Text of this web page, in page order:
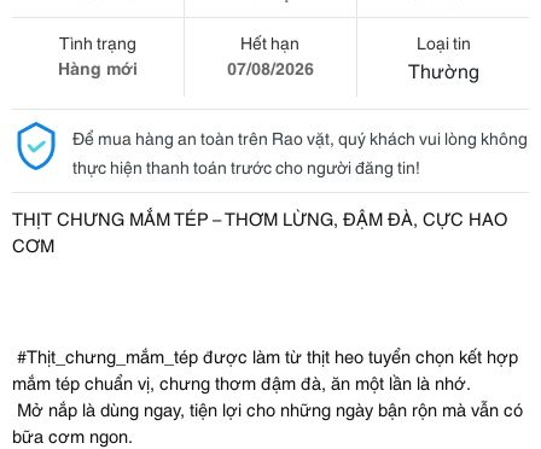
Tình trạng
Hàng mới
Hết hạn
07/08/2026
Loại tin
Thường
Để mua hàng an toàn trên Rao vặt, quý khách vui lòng không
thực hiện thanh toán trước cho người đăng tin!
THỊT CHƯNG MẮM TÉP – THƠM LỪNG, ĐẬM ĐÀ, CỰC HAO
CƠM
#Thịt_chưng_mắm_tép được làm từ thịt heo tuyển chọn kết hợp
mắm tép chuẩn vị, chưng thơm đậm đà, ăn một lần là nhớ.
Mở nắp là dùng ngay, tiện lợi cho những ngày bận rộn mà vẫn có
bữa cơm ngon.